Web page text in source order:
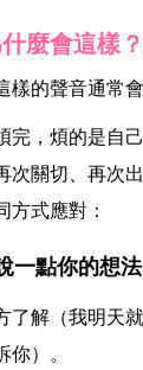
麼會這樣
樣的聲音通常
完，煩的是自
次關切、再次
方式應對：
一點你的想法
了解（我明天
你）。